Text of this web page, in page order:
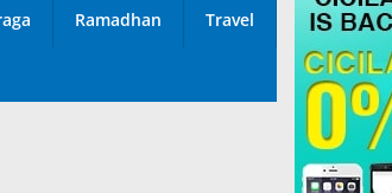
Ramadhan Travel